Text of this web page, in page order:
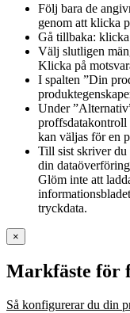
Följ bara de
genom att klicka
Gå tillbaka: klicka
Välj slutligen
Klicka på
I spalten ”Din
Under
proffsdatakontroll
kan väljas för en
Till sist skriver
din
Glöm inte att
tryckdata.
×
Markfäste för
Så konfigurerar du din